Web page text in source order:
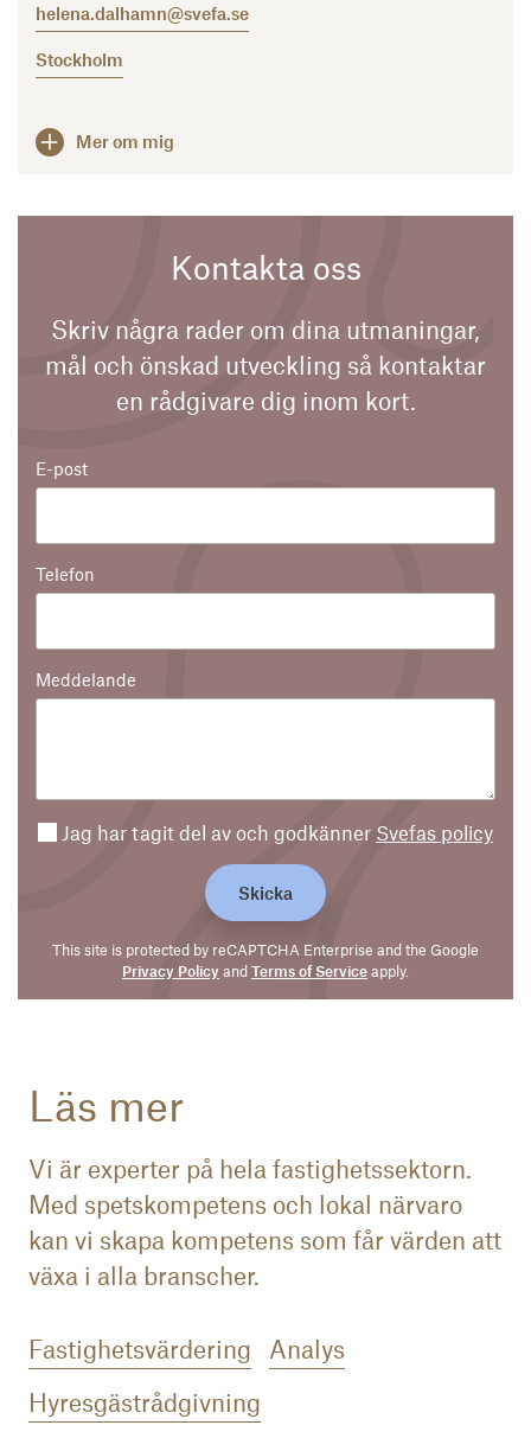
helena.dalhamn@svefa.se
Stockholm
Mer om mig
Kontakta oss
Skriv några rader om dina utmaningar,
mål och önskad utveckling så kontaktar
en rådgivare dig inom kort.
E-post
Telefon
Meddelande
Jag har tagit del av och godkänner Svefas policy
Skicka
This site is protected by reCAPTCHA Enterprise and the Google
Privacy PolicyandTerms of Serviceapply.
Läs mer
Vi är experter på hela fastighetssektorn.
Med spetskompetens och lokal närvaro
kan vi skapa kompetens som får värden att
växa i alla branscher.
Fastighetsvärdering
Analys
Hyresgästrådgivning